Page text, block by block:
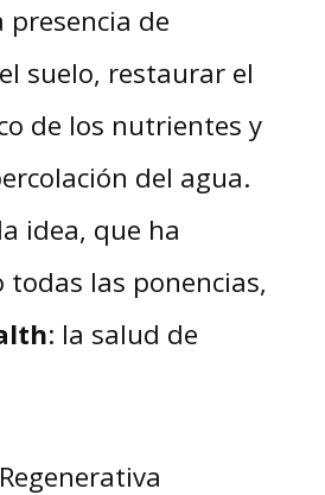
de
suelo, restaurar el
de los nutrientes y
del agua.
idea, que ha
todas las ponencias,
: la salud de